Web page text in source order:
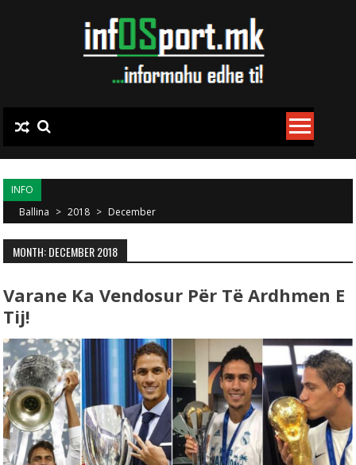
INFO
Ballina > 2018 > December
MONTH: DECEMBER 2018
Varane Ka Vendosur Për Të Ardhmen E
Tij!